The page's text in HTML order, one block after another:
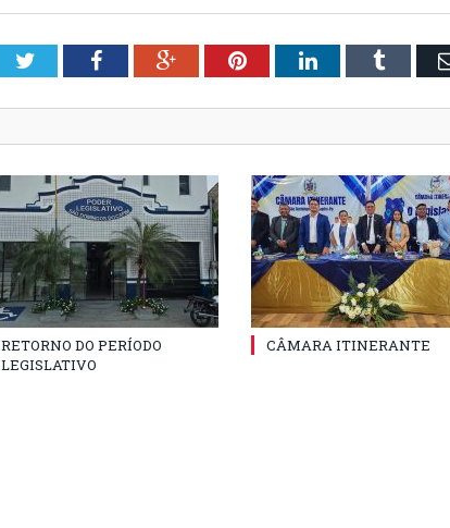
TwitterFacebookGoogle+PinterestLinkedInTumblr
RETORNO DO PERÍODO
LEGISLATIVO
CÂMARA ITINERANTE